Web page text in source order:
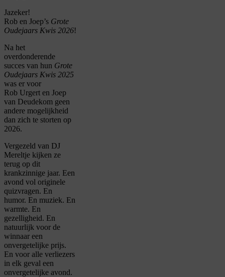
Jazeker!
Rob en Joep’s Grote
Oudejaars Kwis 2026!
Na het
overdonderende
succes van hun Grote
Oudejaars Kwis 2025
was er voor
Rob Urgert en Joep
van Deudekom geen
andere mogelijkheid
dan zich te storten op
2026.
Vergezeld van DJ
Mereltje kijken ze
terug op dit
krankzinnige jaar. Een
avond vol originele
quizvragen. En
humor. En muziek. En
warmte. En
gezelligheid. En
natuurlijk voor de
winnaar een
onvergetelijke prijs.
En voor alle verliezers
in elk geval een
onvergetelijke avond.